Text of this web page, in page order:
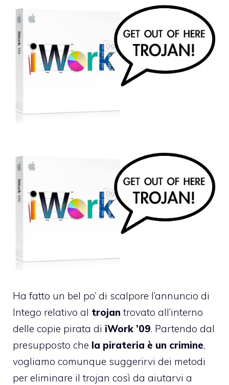
Ha fatto un bel po’ di scalpore l’annuncio di
Intego relativo al trojan trovato all’interno
delle copie pirata di iWork ’09. Partendo dal
presupposto che la pirateria è un crimine,
vogliamo comunque suggerirvi dei metodi
per eliminare il trojan così da aiutarvi a